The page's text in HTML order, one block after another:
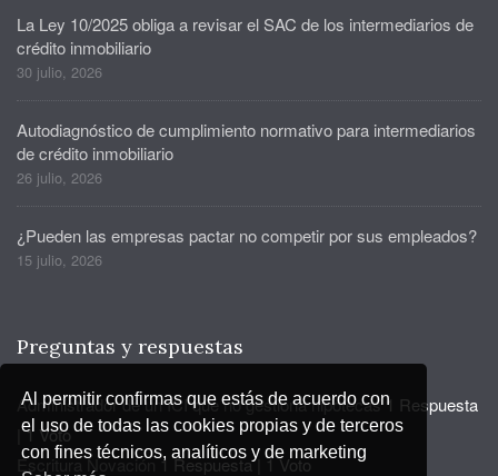
Al permitir confirmas que estás de acuerdo con
el uso de todas las cookies propias y de terceros
con fines técnicos, analíticos y de marketing
La Ley 10/2025 obliga a revisar el SAC de los intermediarios de
crédito inmobiliario
30 julio, 2026
Autodiagnóstico de cumplimiento normativo para intermediarios
de crédito inmobiliario
26 julio, 2026
¿Pueden las empresas pactar no competir por sus empleados?
15 julio, 2026
Preguntas y respuestas
Administrador de un ICI que no gestiona hipotecas 1 Respuesta
|1 Voto
Escritura Novación1 Respuesta| 1 Voto